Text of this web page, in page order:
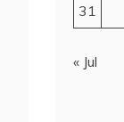
31
« Jul